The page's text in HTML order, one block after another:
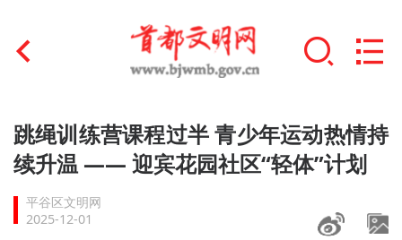
首页
文明创建
+
文明实践
跳绳训练营课程过半 青少年运动热情持
续升温 —— 迎宾花园社区“轻体”计划
平谷区文明网
2025-12-01